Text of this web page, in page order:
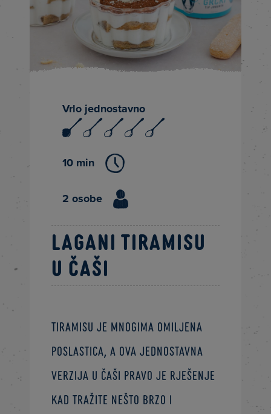
Vrlo jednostavno
10 min
2 osobe
Lagani tiramisu
u čaši
Tiramisu je mnogima omiljena
poslastica, a ova jednostavna
verzija u čaši pravo je rješenje
kad tražite nešto brzo i